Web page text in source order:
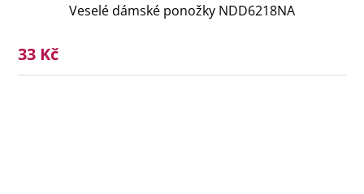
Veselé dámské ponožky NDD6218NA
33 Kč